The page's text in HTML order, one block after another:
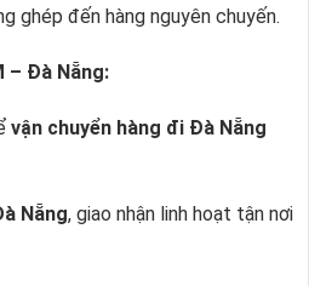
ghép đến hàng nguyên chuyến.
– Đà Nẵng:
vận chuyển hàng đi Đà Nẵng
Nẵng, giao nhận linh hoạt tận nơi